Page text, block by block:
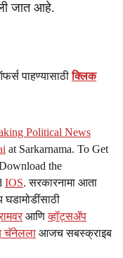
जात आहे.
पाहण्यासाठीक्लिक
Political News
at Sarkarnama. To Get
the
IOS. सरकारनामा आता
घडामोडींसाठी
आणिव्हॉट्सॲप
चॅनेलला आजच सबस्क्राइब